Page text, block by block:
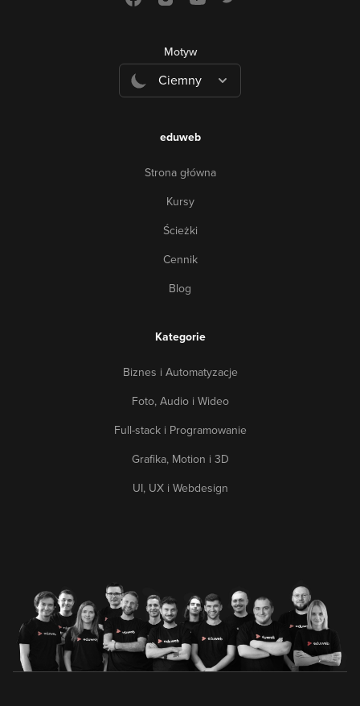
Motyw
Ciemny
eduweb
Strona główna
Kursy
Ścieżki
Cennik
Blog
Kategorie
Biznes i Automatyzacje
Foto, Audio i Wideo
Full-stack i Programowanie
Grafika, Motion i 3D
UI, UX i Webdesign